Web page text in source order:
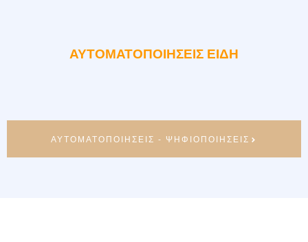
ΑΥΤΟΜΑΤΟΠΟΙΗΣΕΙΣ ΕΙΔΗ
ΑΥΤΟΜΑΤΟΠΟΙΗΣΕΙΣ - ΨΗΦΙΟΠΟΙΗΣΕΙΣ